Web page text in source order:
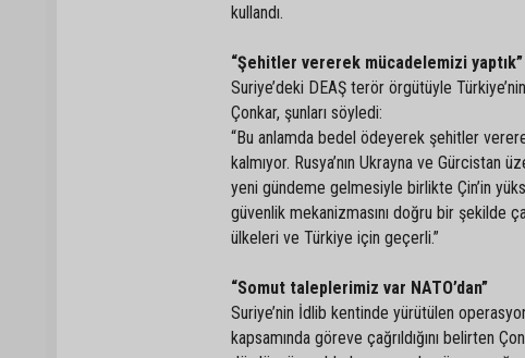
kullandı.
“Şehitler vererek mücadelemizi yaptık”
Suriye’deki DEAŞ terör örgütüyle
Çonkar, şunları söyledi:
“Bu anlamda bedel ödeyerek şehitler
kalmıyor. Rusya’nın Ukrayna ve Gürcistan
yeni gündeme gelmesiyle birlikte Çin’in
güvenlik mekanizmasını doğru bir şekilde
ülkeleri ve Türkiye için geçerli.”
“Somut taleplerimiz var NATO’dan”
Suriye’nin İdlib kentinde yürütülen
kapsamında göreve çağrıldığını belirten